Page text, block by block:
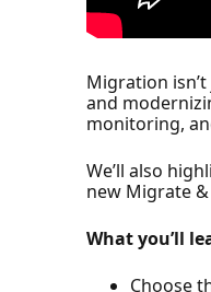
Migration
and
monitoring,
We’ll also
new Migrate
What you’ll
Choose